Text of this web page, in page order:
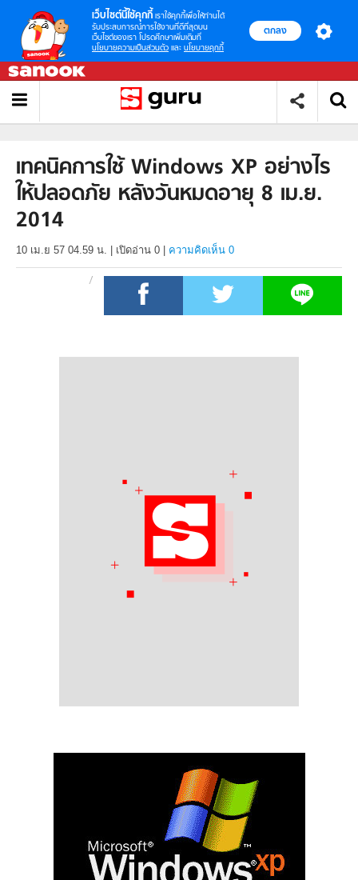
เว็บไซต์นี้ใช้คุกกี้ เราใช้คุกกี้เพื่อให้ท่านได้
รับประสบการณ์การใช้งานที่ดีที่สุดบน
เว็บไซต์ของเรา โปรดศึกษาเพิ่มเติมที่
นโยบายความเป็นส่วนตัว และ นโยบายคุกกี้
ตกลง
เทคนิคการใช้ Windows XP อย่างไร
ให้ปลอดภัย หลังวันหมดอายุ 8 เม.ย.
2014
10 เม.ย 57 04.59 น. เปิดอ่าน 0 ความคิดเห็น 0